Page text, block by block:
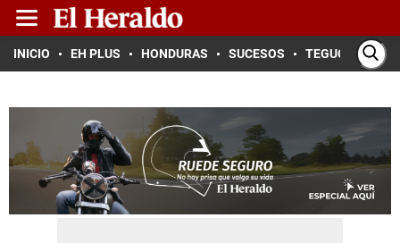
INICIO EH PLUS HONDURAS SUCESOS TEGUCIGALPA